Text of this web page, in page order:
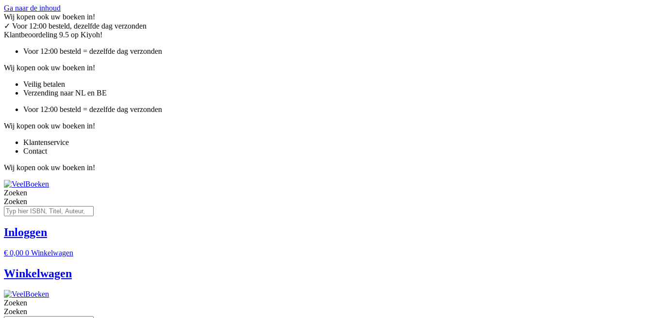
Ga naar de inhoud
Wij kopen ook uw boeken in!
✓ Voor 12:00 besteld, dezelfde dag verzonden
Klantbeoordeling 9.5 op Kiyoh!
Voor 12:00 besteld = dezelfde dag verzonden
Wij kopen ook uw boeken in!
Veilig betalen
Verzending naar NL en BE
Voor 12:00 besteld = dezelfde dag verzonden
Wij kopen ook uw boeken in!
Klantenservice
Contact
Wij kopen ook uw boeken in!
Zoeken
Zoeken
Inloggen
€ 0,00 0 Winkelwagen
Winkelwagen
Zoeken
Zoeken